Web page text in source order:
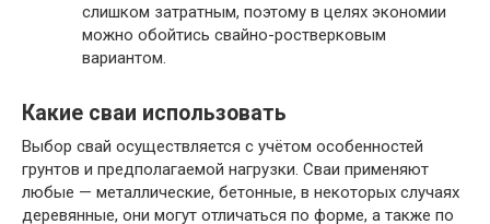
слишком затратным, поэтому в целях экономии
можно обойтись свайно-ростверковым
вариантом.
Какие сваи использовать
Выбор свай осуществляется с учётом особенностей
грунтов и предполагаемой нагрузки. Сваи применяют
любые — металлические, бетонные, в некоторых случаях
деревянные, они могут отличаться по форме, а также по